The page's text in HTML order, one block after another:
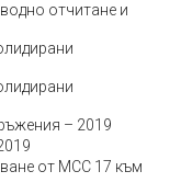
отчитане и
– 2019
от МСС 17 към